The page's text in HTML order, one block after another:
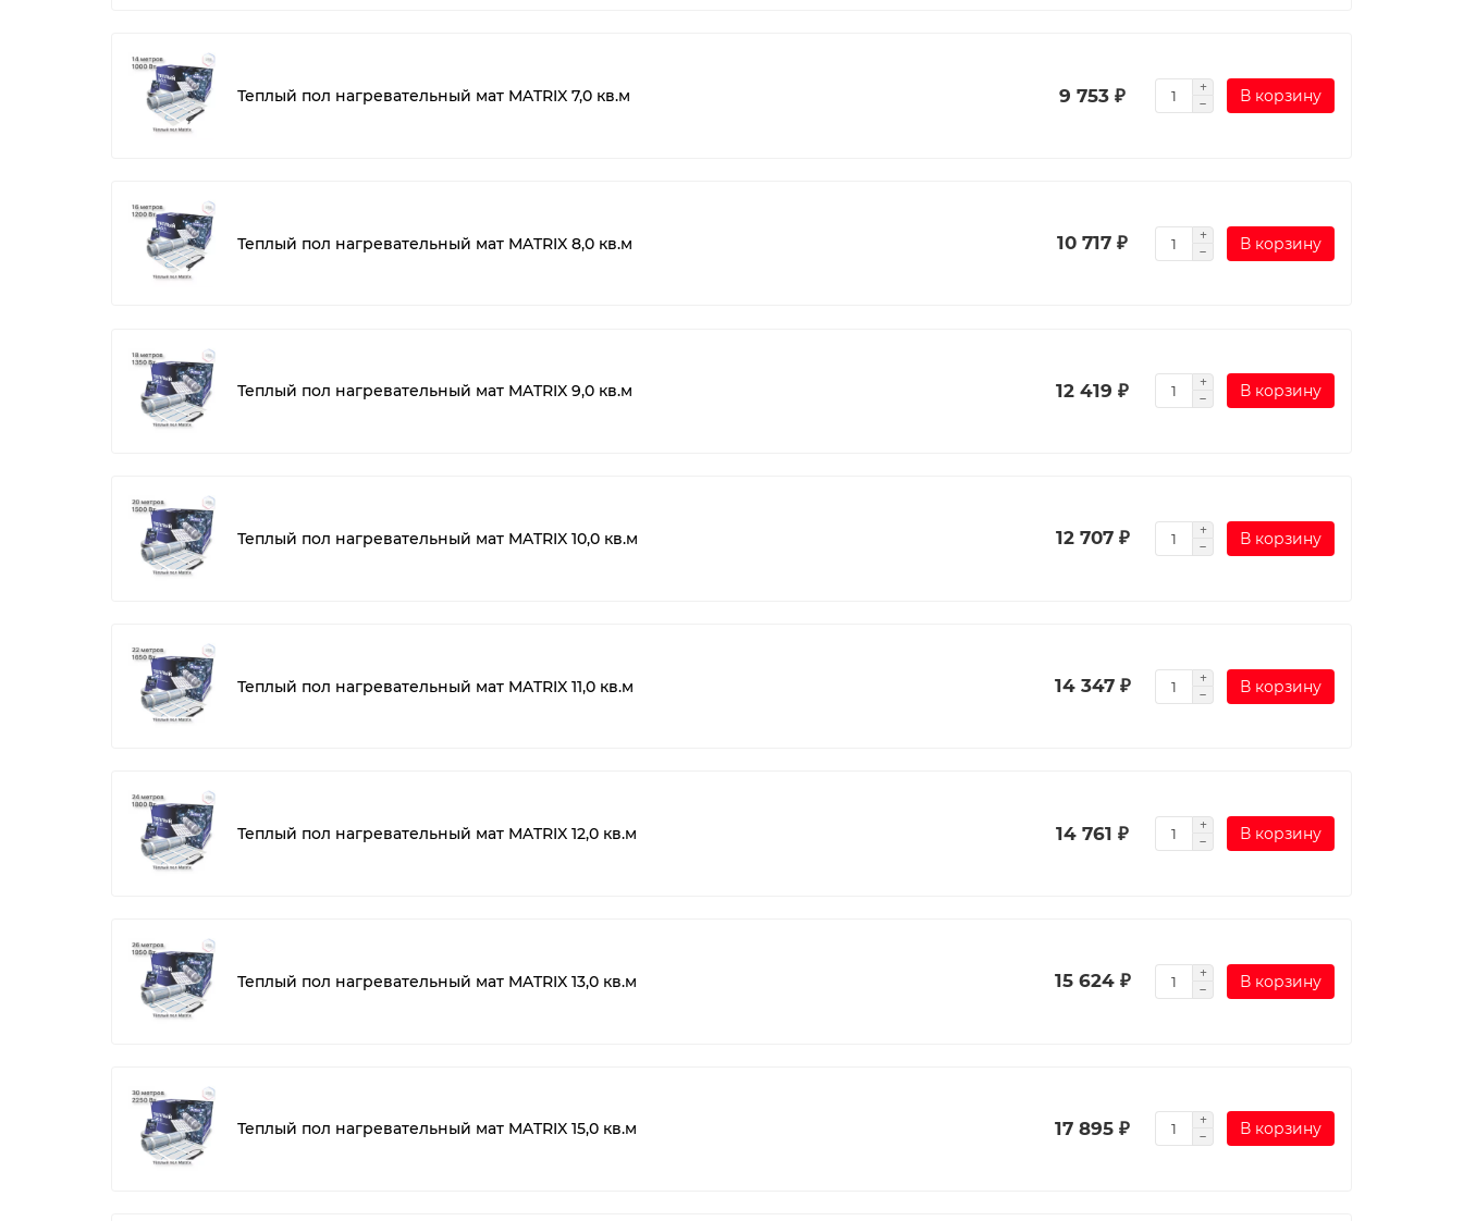
Теплый пол нагревательный мат MATRIX 7,0 кв.м 9 753 ₽ В корзину
Теплый пол нагревательный мат MATRIX 8,0 кв.м 10 717 ₽ В корзину
Теплый пол нагревательный мат MATRIX 9,0 кв.м 12 419 ₽ В корзину
Теплый пол нагревательный мат MATRIX 10,0 кв.м 12 707 ₽ В корзину
Теплый пол нагревательный мат MATRIX 11,0 кв.м 14 347 ₽ В корзину
Теплый пол нагревательный мат MATRIX 12,0 кв.м 14 761 ₽ В корзину
Теплый пол нагревательный мат MATRIX 13,0 кв.м 15 624 ₽ В корзину
Теплый пол нагревательный мат MATRIX 15,0 кв.м 17 895 ₽ В корзину